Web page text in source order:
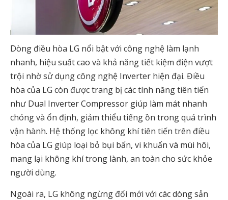
Dòng điều hòa LG nổi bật với công nghệ làm lạnh
nhanh, hiệu suất cao và khả năng tiết kiệm điện vượt
trội nhờ sử dụng công nghệ Inverter hiện đại. Điều
hòa của LG còn được trang bị các tính năng tiên tiến
như Dual Inverter Compressor giúp làm mát nhanh
chóng và ổn định, giảm thiểu tiếng ồn trong quá trình
vận hành. Hệ thống lọc không khí tiên tiến trên điều
hòa của LG giúp loại bỏ bụi bẩn, vi khuẩn và mùi hôi,
mang lại không khí trong lành, an toàn cho sức khỏe
người dùng.
Ngoài ra, LG không ngừng đổi mới với các dòng sản